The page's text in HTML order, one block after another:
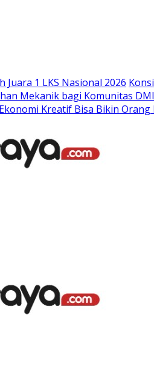
Juara 1 LKS Nasional 2026
Mekanik bagi Komunitas DMI
Kreatif Bisa Bikin Orang